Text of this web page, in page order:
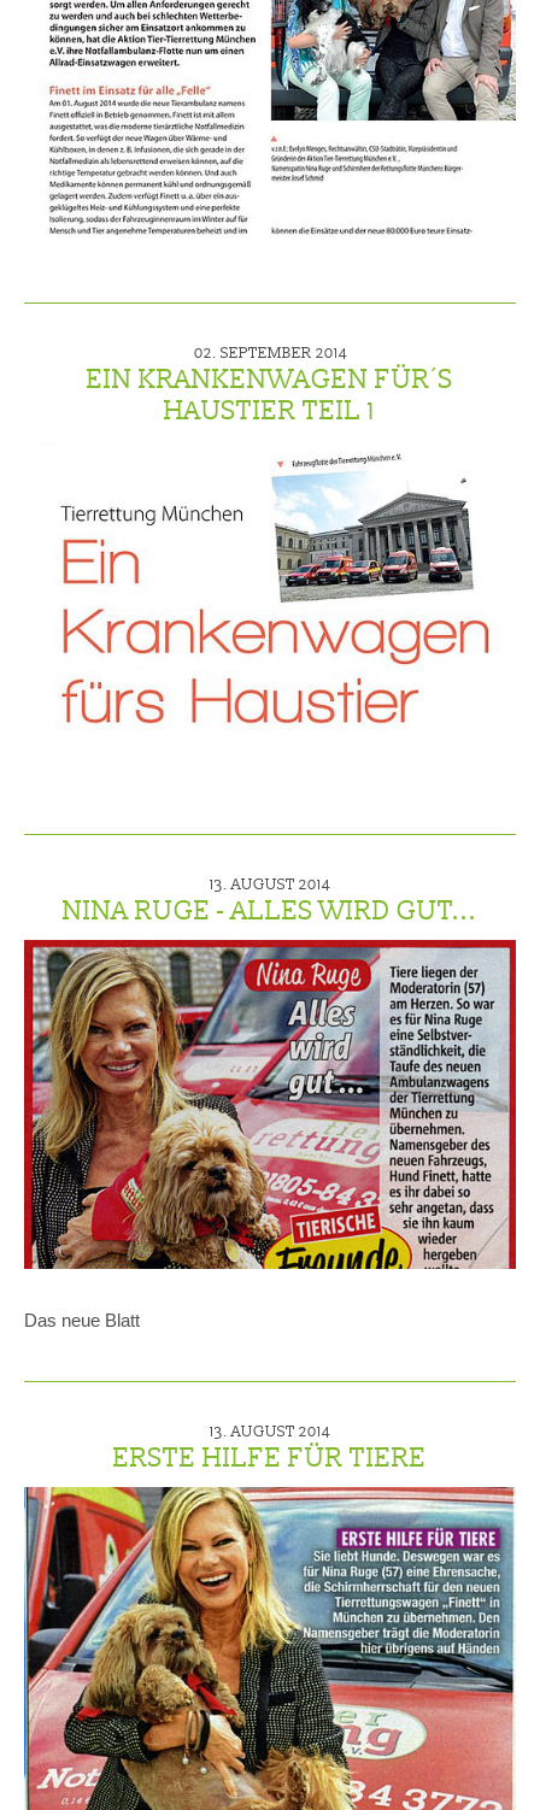
02. SEPTEMBER 2014
EIN KRANKENWAGEN FÜR´S
HAUSTIER TEIL 1
13. AUGUST 2014
NINA RUGE - ALLES WIRD GUT...
Das neue Blatt
13. AUGUST 2014
ERSTE HILFE FÜR TIERE